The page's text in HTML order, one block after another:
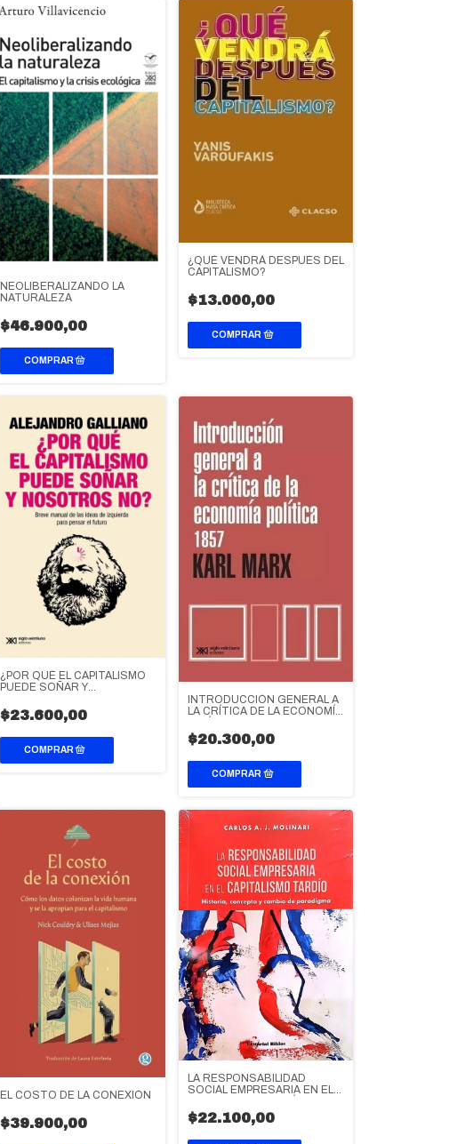
NEOLIBERALIZANDO LA
NATURALEZA
$46.900,00
¿QUÉ VENDRÁ DESPUÉS DEL
CAPITALISMO?
$13.000,00
¿POR QUÉ EL CAPITALISMO
PUEDE SOÑAR Y
$23.600,00
INTRODUCCIÓN GENERAL A
LA CRÍTICA DE LA ECONOMÍA
$20.300,00
EL COSTO DE LA CONEXIÓN
$39.900,00
LA RESPONSABILIDAD
SOCIAL EMPRESARIA EN EL
$22.100,00